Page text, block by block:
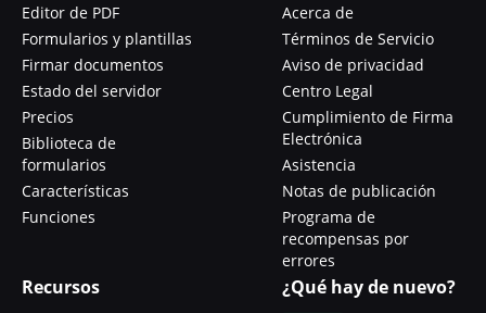
Editor de PDF
Formularios y plantillas
Firmar documentos
Estado del servidor
Precios
Biblioteca de
formularios
Características
Funciones
Acerca de
Términos de Servicio
Aviso de privacidad
Centro Legal
Cumplimiento de Firma
Electrónica
Asistencia
Notas de publicación
Programa de
recompensas por
errores
Recursos ¿Qué hay de nuevo?